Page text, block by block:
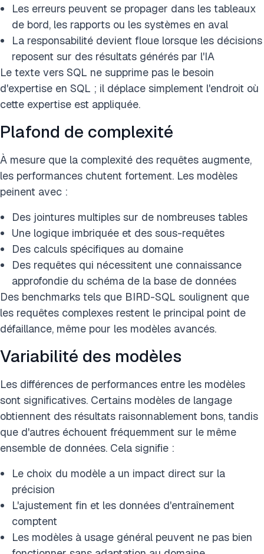
Les erreurs peuvent se propager dans les tableaux
de bord, les rapports ou les systèmes en aval
La responsabilité devient floue lorsque les décisions
reposent sur des résultats générés par l'IA
Le texte vers SQL ne supprime pas le besoin
d'expertise en SQL ; il déplace simplement l'endroit où
cette expertise est appliquée.
Plafond de complexité
À mesure que la complexité des requêtes augmente,
les performances chutent fortement. Les modèles
peinent avec :
Des jointures multiples sur de nombreuses tables
Une logique imbriquée et des sous-requêtes
Des calculs spécifiques au domaine
Des requêtes qui nécessitent une connaissance
approfondie du schéma de la base de données
Des benchmarks tels que BIRD-SQL soulignent que
les requêtes complexes restent le principal point de
défaillance, même pour les modèles avancés.
Variabilité des modèles
Les différences de performances entre les modèles
sont significatives. Certains modèles de langage
obtiennent des résultats raisonnablement bons, tandis
que d'autres échouent fréquemment sur le même
ensemble de données. Cela signifie :
Le choix du modèle a un impact direct sur la
précision
L'ajustement fin et les données d'entraînement
comptent
Les modèles à usage général peuvent ne pas bien